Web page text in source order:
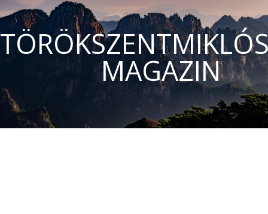
MAGAZIN